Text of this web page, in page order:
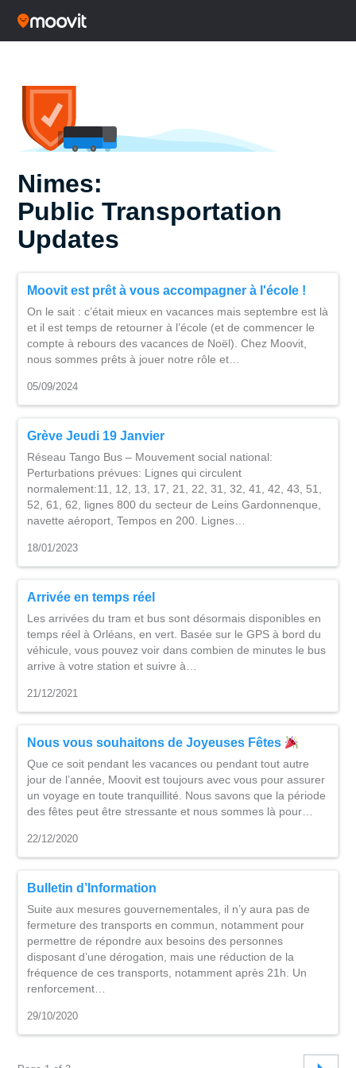
Nimes:
Public Transportation
Updates
Moovit est prêt à vous accompagner à l'école !
On le sait : c’était mieux en vacances mais septembre est là
et il est temps de retourner à l’école (et de commencer le
compte à rebours des vacances de Noël). Chez Moovit,
nous sommes prêts à jouer notre rôle et…
05/09/2024
Grève Jeudi 19 Janvier
Réseau Tango Bus – Mouvement social national:
Perturbations prévues: Lignes qui circulent
normalement:11, 12, 13, 17, 21, 22, 31, 32, 41, 42, 43, 51,
52, 61, 62, lignes 800 du secteur de Leins Gardonnenque,
navette aéroport, Tempos en 200. Lignes…
18/01/2023
Arrivée en temps réel
Les arrivées du tram et bus sont désormais disponibles en
temps réel à Orléans, en vert. Basée sur le GPS à bord du
véhicule, vous pouvez voir dans combien de minutes le bus
arrive à votre station et suivre à…
21/12/2021
Nous vous souhaitons de Joyeuses Fêtes
Que ce soit pendant les vacances ou pendant tout autre
jour de l’année, Moovit est toujours avec vous pour assurer
un voyage en toute tranquillité. Nous savons que la période
des fêtes peut être stressante et nous sommes là pour…
22/12/2020
Bulletin d’Information
Suite aux mesures gouvernementales, il n’y aura pas de
fermeture des transports en commun, notamment pour
permettre de répondre aux besoins des personnes
disposant d’une dérogation, mais une réduction de la
fréquence de ces transports, notamment après 21h. Un
renforcement…
29/10/2020